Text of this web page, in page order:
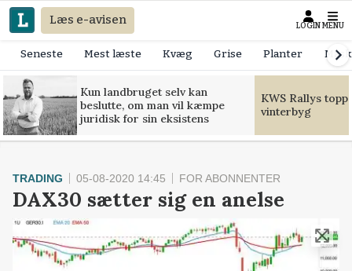
Læs e-avisen LOGIN MENU
Seneste Mest læste Kvæg Grise Planter
Kun landbruget selv kan
beslutte, om man vil kæmpe
juridisk for sin eksistens
KWS Rallys
vinterbyg
TRADING 05-08-2020 14:45 FOR ABONNENTER
DAX30 sætter sig en anelse